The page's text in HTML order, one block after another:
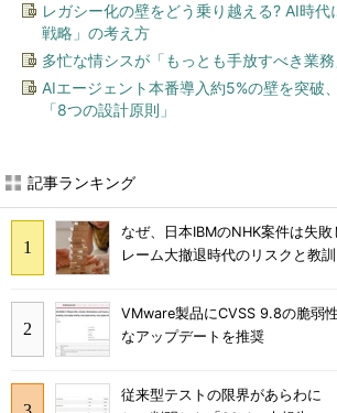
レガシー化の壁をどう乗り越える? AI時代
戦略」の考え方
多忙な情シスが「もっとも手放すべき業
AIエージェント本番導入約5%の壁を突破
「8つの設計原則」
記事ランキング
なぜ、日本IBMのNHK案件は失
レーム大撤退時代のリスクと教訓
VMware製品にCVSS 9.8の脆弱
なアップデートを推奨
従来型テストの限界があらわに